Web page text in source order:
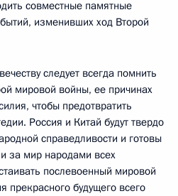
совместные памятные
изменивших ход Второй
следует всегда помнить
мировой войны, ее причинах
чтобы предотвратить
Россия и Китай будут твердо
справедливости и готовы
за мир народами всех
послевоенный мировой
прекрасного будущего всего